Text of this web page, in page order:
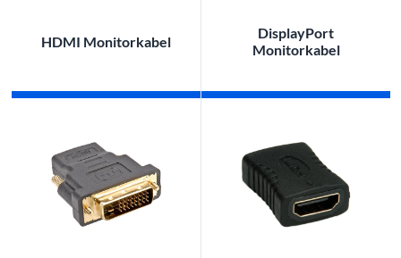
HDMI Monitorkabel
DisplayPort
Monitorkabel